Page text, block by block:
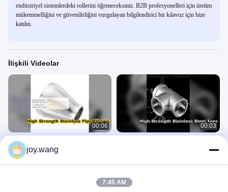
endüstriyel sistemlerdeki rollerini öğreneceksiniz. B2B profesyonelleri için üretim
mükemmelliğini ve güvenilirliğini vurgulayan bilgilendirici bir kılavuz için bize
katılın.
İlişkili Videolar
00:06
Premium Paslanmaz Çelik Alın
Kaynaklı Dirsek Boru Ek Parçaları
Alın Kaynaklı Ek Parçalar
00:03
joy.wang
7:45 AM